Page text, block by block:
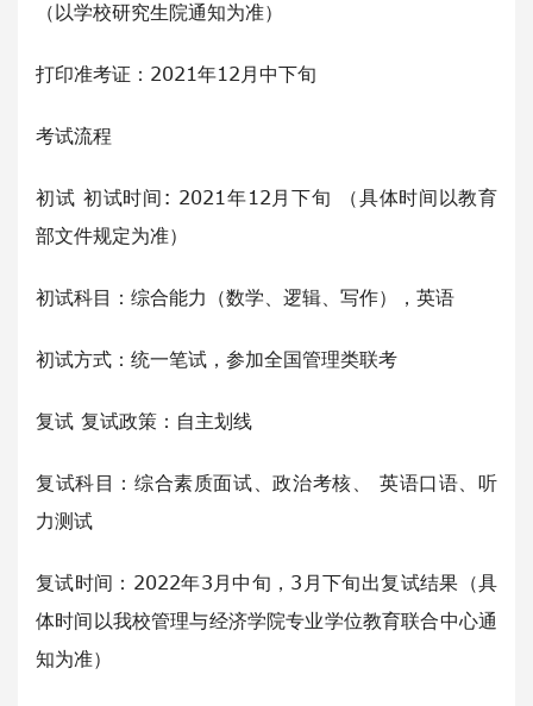
（以学校研究生院通知为准）
打印准考证：2021年12月中下旬
考试流程
初试 初试时间: 2021年12月下旬 （具体时间以教育
部文件规定为准）
初试科目：综合能力（数学、逻辑、写作），英语
初试方式：统一笔试，参加全国管理类联考
复试 复试政策：自主划线
复试科目：综合素质面试、政治考核、 英语口语、听
力测试
复试时间：2022年3月中旬，3月下旬出复试结果（具
体时间以我校管理与经济学院专业学位教育联合中心通
知为准）